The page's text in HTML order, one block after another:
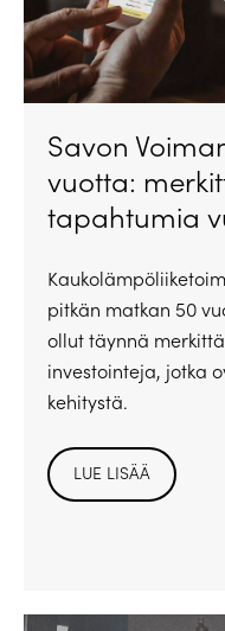
Savon
vuotta:
tapahtumia
pitkän matkan 50
ollut täynnä
investointeja, jotka
kehitystä.
LUE LISÄÄ